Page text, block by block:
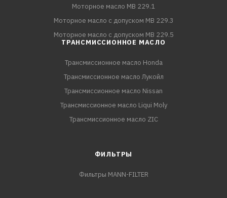
Моторное масло MB 229.1
Моторное масло с допуском MB 229.3
Моторное масло с допуском MB 229.5
ТРАНСМИССИОННОЕ МАСЛО
Трансмиссионное масло Honda
Трансмиссионное масло Лукойл
Трансмиссионное масло Nissan
Трансмиссионное масло Liqui Moly
Трансмиссионное масло ZIC
ФИЛЬТРЫ
Фильтры MANN-FILTER